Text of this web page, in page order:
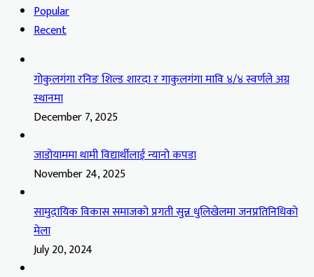
Popular
Recent
गोकुलगंगा रनिङ शिल्ड शारदा र गाकुलगंगा मावि ४/४ स्वर्णले अग्र
स्थानमा
December 7, 2025
जाडोयाममा थामी विद्यार्थीलाई न्यानो कपडा
November 24, 2025
सामुदायिक विकास समाजको प्रगती सुन्न धुलिखेलमा जनप्रतिनिधिको
मेला
July 20, 2024